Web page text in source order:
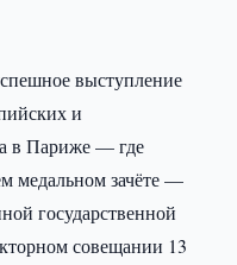
выступление
и
в Париже — где
медальном зачёте —
государственной
совещании 13